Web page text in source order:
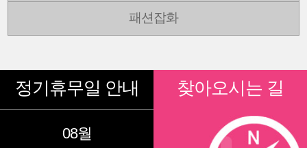
패션잡화
정기휴무일 안내
08월
찾아오시는 길